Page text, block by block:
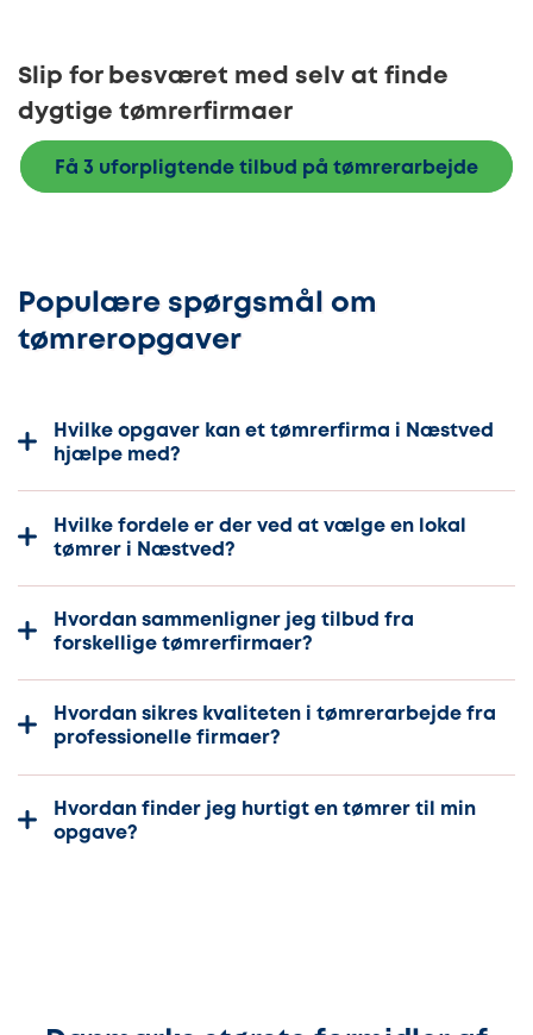
Slip for besværet med selv at finde
dygtige tømrerfirmaer
Få 3 uforpligtende tilbud på tømrerarbejde
Populære spørgsmål om
tømreropgaver
Hvilke opgaver kan et tømrerfirma i Næstved
hjælpe med?
Hvilke fordele er der ved at vælge en lokal
tømrer i Næstved?
Hvordan sammenligner jeg tilbud fra
forskellige tømrerfirmaer?
Hvordan sikres kvaliteten i tømrerarbejde fra
professionelle firmaer?
Hvordan finder jeg hurtigt en tømrer til min
opgave?